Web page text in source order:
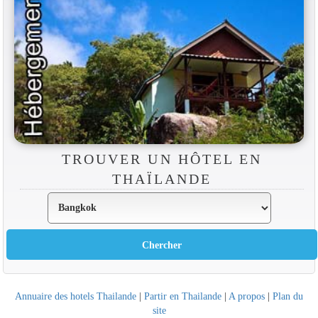
TROUVER UN HÔTEL EN
THAÏLANDE
Annuaire des hotels Thailande | Partir en Thailande | A propos | Plan du
site